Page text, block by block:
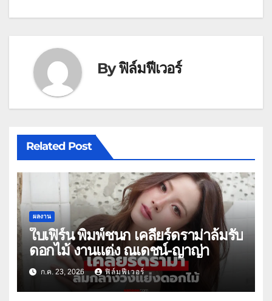
Byฟิล์มฟีเวอร์
Related Post
ผลงาน
ใบเฟิร์น พิมพ์ชนก เคลียร์ดราม่าล้มรับ
ดอกไม้ งานแต่ง ณเดชน์-ญาญ่า
ก.ค. 23, 2026 ฟิล์มฟีเวอร์